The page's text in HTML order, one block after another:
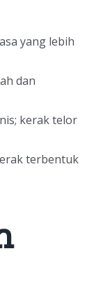
yang lebih
dan
kerak telor
terbentuk